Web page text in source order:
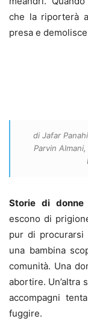
che la riporterà
presa e
di Jafar
Parvin
Storie di donne
escono di
pur di procurarsi
una bambina
comunità. Una
abortire. Un’altra
accompagni
fuggire.